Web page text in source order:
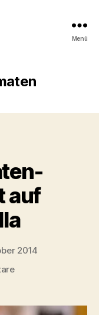
Menü
auf
2014
zu
Linsensalat